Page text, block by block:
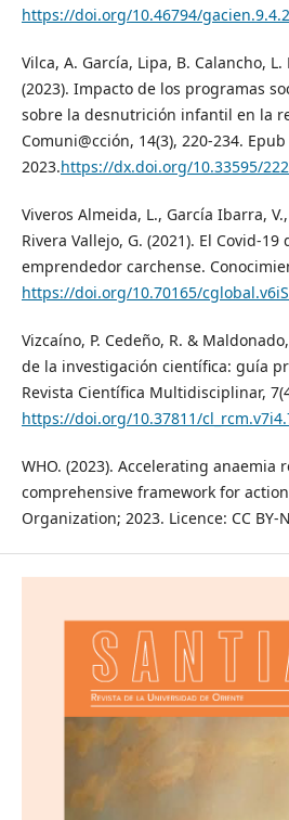
https://doi.org/10.46794/
Vilca, A. García, Lipa, B. Calancho,
(2023). Impacto de los programas
sobre la desnutrición infantil en la
Comuni@cción, 14(3), 220-234.
2023.https://dx.doi.org/10.33595/
Viveros Almeida, L., García Ibarra,
Rivera Vallejo, G. (2021). El Covid-
emprendedor carchense.
https://doi.org/10.70165/
Vizcaíno, P. Cedeño, R. &
de la investigación científica: guía
Revista Científica Multidisciplinar,
https://doi.org/10.37811/
WHO. (2023). Accelerating anaemia
comprehensive framework for
Organization; 2023. Licence: CC BY-